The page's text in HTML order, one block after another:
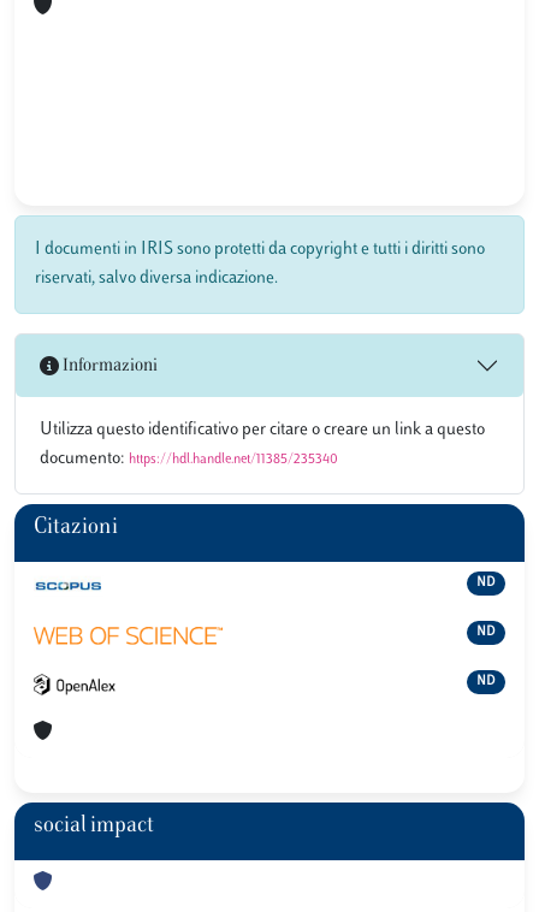
I documenti in IRIS sono protetti da copyright e tutti i diritti sono
riservati, salvo diversa indicazione.
Informazioni
Utilizza questo identificativo per citare o creare un link a questo
documento: https://hdl.handle.net/11385/235340
Citazioni
ND
ND
ND
social impact